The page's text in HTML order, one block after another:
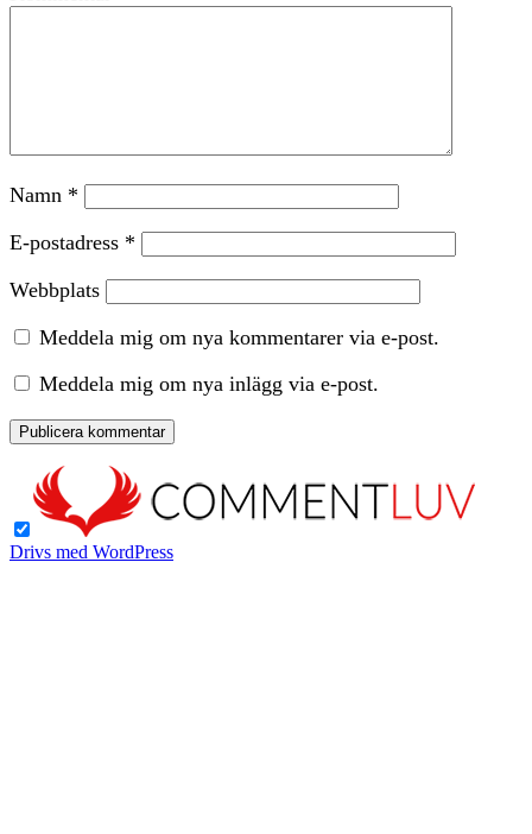
Namn *
E-postadress *
Webbplats
Meddela mig om nya kommentarer via e-post.
Meddela mig om nya inlägg via e-post.
Drivs med WordPress